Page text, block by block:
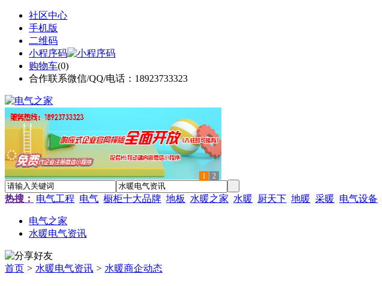
社区中心
手机版
二维码
小程序码
购物车(0)
合作联系微信/QQ/电话：18923733323
1 2
热搜： 电气工程 电气 橱柜十大品牌 地板 水暖之家 水暖 厨天下 地暖 采暖 电气设备
电气之家
水暖电气资讯
首页 > 水暖电气资讯 > 水暖商企动态